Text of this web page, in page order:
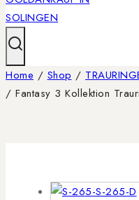
Home / Shop /
/ Fantasy 3 Kollektion